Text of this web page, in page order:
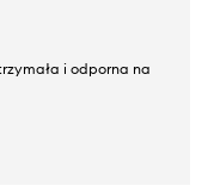
i odporna na